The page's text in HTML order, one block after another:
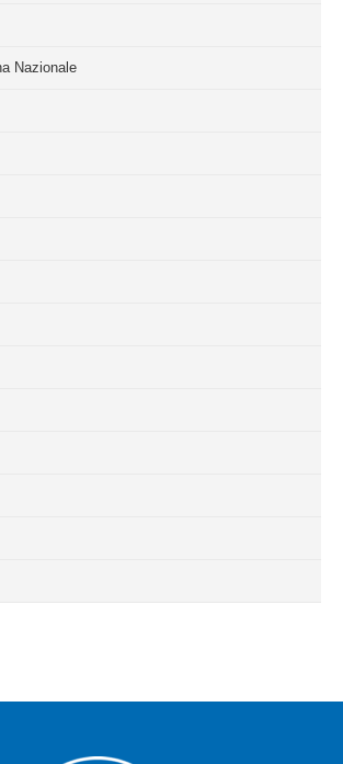
Nazionale